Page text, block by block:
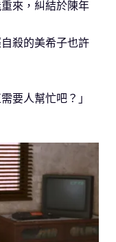
來，糾結於陳年
殺的美希子也許
要人幫忙吧？」